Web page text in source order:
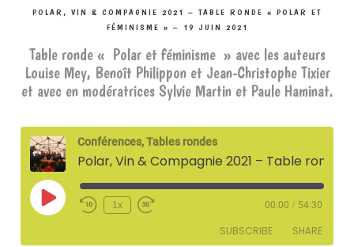
POLAR, VIN & COMPAGNIE 2021 – TABLE RONDE « POLAR ET
FÉMINISME » – 19 JUIN 2021
Table ronde « Polar et féminisme » avec les auteurs
Louise Mey, Benoît Philippon et Jean-Christophe Tixier
et avec en modératrices Sylvie Martin et Paule Haminat.
Conférences, Tables rondes
Play
Episode
1x 00:00 / 54:30
SUBSCRIBE SHARE